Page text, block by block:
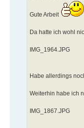
Gute Arbeit
Da hatte ich wohl
IMG_1964.JPG
Habe allerdings
Weiterhin habe ich
IMG_1867.JPG